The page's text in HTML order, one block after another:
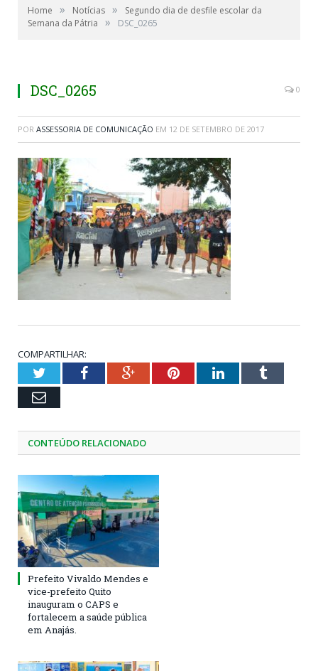
Home » Notícias »
Segundo dia de desfile escolar da
Semana da Pátria
» DSC_0265
DSC_0265 0
POR ASSESSORIA DE COMUNICAÇÃO EM 12 DE SETEMBRO DE 2017
COMPARTILHAR:
TwitterFacebookGoogle+PinterestLinkedInTumblr
Email
CONTEÚDO RELACIONADO
Prefeito Vivaldo Mendes e
vice-prefeito Quito
inauguram o CAPS e
fortalecem a saúde pública
em Anajás.